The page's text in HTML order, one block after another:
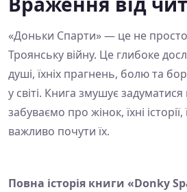
«Доньки Спарти» — це не просто
Троянську війну. Це глибоке
душі, їхніх прагнень, болю та
у світі. Книга змушує
забуваємо про жінок, їхні історії,
важливо почути їх.
Повна історія книги «Donky